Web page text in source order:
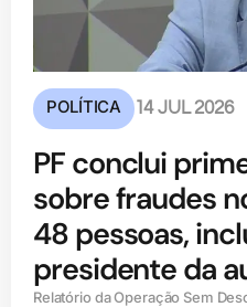
POLÍTICA 14 JUL 2026
PF conclui
sobre fraudes
48 pessoas,
presidente da
Relatório da Operação Sem